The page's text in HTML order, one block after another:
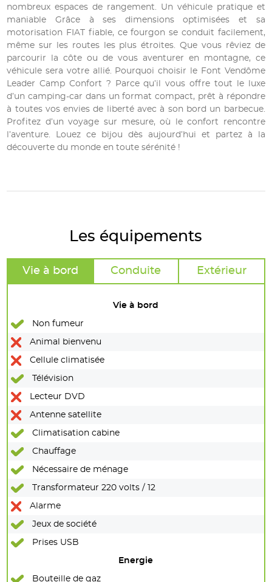
nombreux espaces de rangement. Un véhicule pratique et
maniable Grâce à ses dimensions optimisées et sa
motorisation FIAT fiable, ce fourgon se conduit facilement,
même sur les routes les plus étroites. Que vous rêviez de
parcourir la côte ou de vous aventurer en montagne, ce
véhicule sera votre allié. Pourquoi choisir le Font Vendôme
Leader Camp Confort ? Parce qu’il vous offre tout le luxe
d’un camping-car dans un format compact, prêt à répondre
à toutes vos envies de liberté avec à son bord un barbecue.
Profitez d’un voyage sur mesure, où le confort rencontre
l’aventure. Louez ce bijou dès aujourd’hui et partez à la
découverte du monde en toute sérénité !
Les équipements
Vie à bord Conduite Extérieur
Vie à bord
Non fumeur
Animal bienvenu
Cellule climatisée
Télévision
Lecteur DVD
Antenne satellite
Climatisation cabine
Chauffage
Nécessaire de ménage
Transformateur 220 volts / 12
Alarme
Jeux de société
Prises USB
Energie
Bouteille de gaz